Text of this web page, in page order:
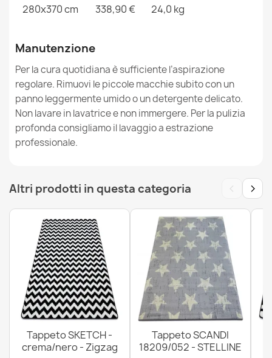
Tappeto DE LUXE moderno Astrazione - Structural
verde / grigio
76,90 €
Tappeto DE LUXE moderno 622 Astrazione - Structural
verde / antracite
76,90 €
Tappeto DE LUXE moderno 528 Astrazione - Structural
crema / blu scuro
76,90 €
280x370 cm 338,90 € 24,0 kg
Manutenzione
Per la cura quotidiana è sufficiente l’aspirazione
regolare. Rimuovi le piccole macchie subito con un
panno leggermente umido o un detergente delicato.
Non lavare in lavatrice e non immergere. Per la pulizia
profonda consigliamo il lavaggio a estrazione
professionale.
Altri prodotti in questa categoria ‹ ›
Tappeto SKETCH -
crema/nero - Zigzag
Tappeto SCANDI
18209/052 - STELLINE